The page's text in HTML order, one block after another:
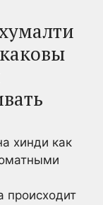
хинди как
происходит